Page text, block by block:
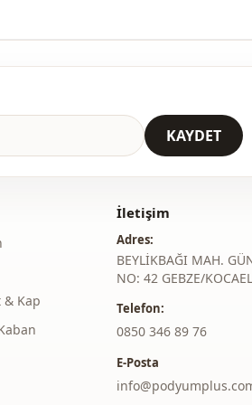
KAYDET
& Kap
İletişim
Adres:
BEYLİKBAĞI MAH.
NO: 42 GEBZE/
Telefon:
‎0850 346 89 76
E-Posta